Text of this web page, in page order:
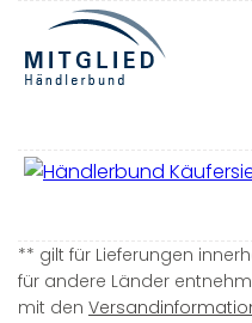
** gilt für Lieferungen
für andere Länder
mit den